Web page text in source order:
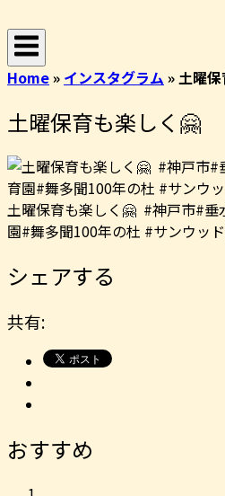
ン
テ
ン
へ
キ
ッ
プ
ー
ム
Home» インスタグラム »土曜
土曜保育も楽しく🤗
土曜保育も楽しく🤗 ️ #神戸市#
園#舞多聞100年の杜 #サンウッ
シェアする
共有:
おすすめ